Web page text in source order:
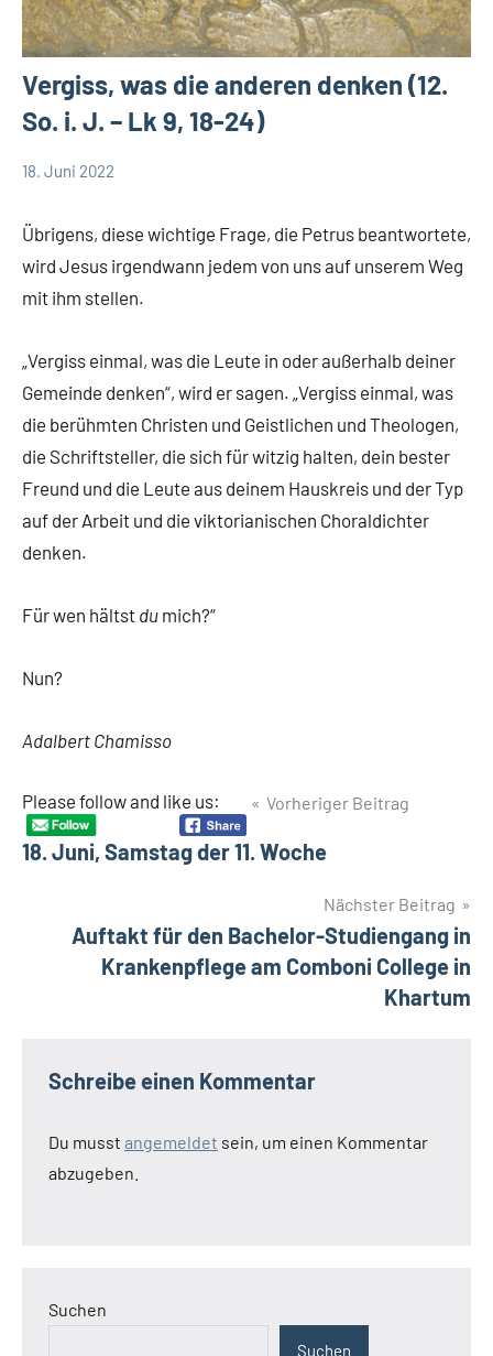
Vergiss, was die anderen denken (12.
So. i. J. – Lk 9, 18-24)
App-
spirituelles
18. Juni 2022
Übrigens, diese wichtige Frage, die Petrus beantwortete,
wird Jesus irgendwann jedem von uns auf unserem Weg
mit ihm stellen.
„Vergiss einmal, was die Leute in oder außerhalb deiner
Gemeinde denken“, wird er sagen. „Vergiss einmal, was
die berühmten Christen und Geistlichen und Theologen,
die Schriftsteller, die sich für witzig halten, dein bester
Freund und die Leute aus deinem Hauskreis und der Typ
auf der Arbeit und die viktorianischen Choraldichter
denken.
Für wen hältst du mich?“
Nun?
Adalbert Chamisso
Please follow and like us:
BeitragsnavigationVorheriger Beitrag
18. Juni, Samstag der 11. Woche
Nächster Beitrag
Auftakt für den Bachelor-Studiengang in
Krankenpflege am Comboni College in
Khartum
Schreibe einen Kommentar
Du musst angemeldet sein, um einen Kommentar
abzugeben.
Suchen
Suchen